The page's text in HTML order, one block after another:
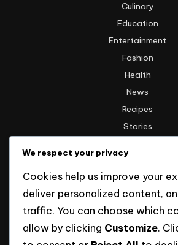
Culinary
Education
Entertainment
Fashion
Health
News
Recipes
Stories
Travel
Uncategorized
We respect your privacy
Cookies help us improve your
deliver personalized content,
traffic. You can choose which
allow by clicking Customize.